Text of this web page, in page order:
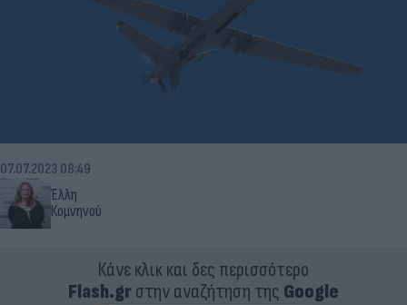
Έλλη
Κομνηνού
07.07.2023 08:49
Κάνε κλικ και δες περισσότερο
Flash.grστην αναζήτηση της Google